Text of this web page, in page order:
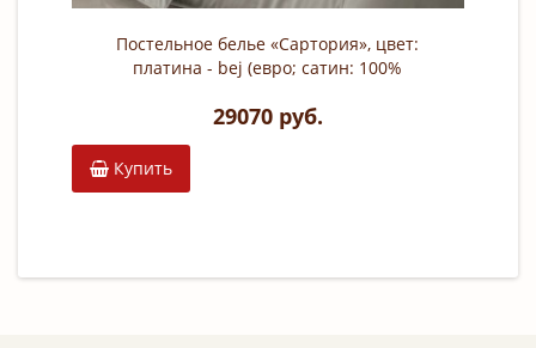
Постельное белье «Сартория», цвет:
платина - bej (евро; сатин: 100%
29070 руб.
Купить